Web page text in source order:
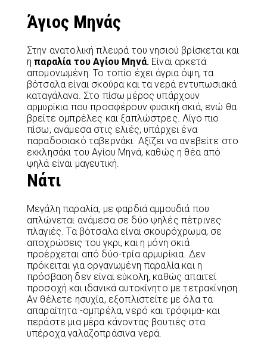
Άγιος Μηνάς
Στην ανατολική πλευρά του νησιού βρίσκεται και
η παραλία του Αγίου Μηνά. Είναι αρκετά
απομονωμένη. Το τοπίο έχει άγρια όψη, τα
βότσαλα είναι σκούρα και τα νερά εντυπωσιακά
καταγάλανα. Στο πίσω μέρος υπάρχουν
αρμυρίκια που προσφέρουν φυσική σκιά, ενώ θα
βρείτε ομπρέλες και ξαπλώστρες. Λίγο πιο
πίσω, ανάμεσα στις ελιές, υπάρχει ένα
παραδοσιακό ταβερνάκι. Αξίζει να ανεβείτε στο
εκκλησάκι του Αγίου Μηνά, καθώς η θέα από
ψηλά είναι μαγευτική.
Νάτι
Μεγάλη παραλία, με φαρδιά αμμουδιά που
απλώνεται ανάμεσα σε δύο ψηλές πέτρινες
πλαγιές. Τα βότσαλα είναι σκουρόχρωμα, σε
αποχρώσεις του γκρι, και η μόνη σκιά
προέρχεται από δύο-τρία αρμυρίκια. Δεν
πρόκειται για οργανωμένη παραλία και η
πρόσβαση δεν είναι εύκολη, καθώς απαιτεί
προσοχή και ιδανικά αυτοκίνητο με τετρακίνηση.
Αν θέλετε ησυχία, εξοπλιστείτε με όλα τα
απαραίτητα -ομπρέλα, νερό και τρόφιμα- και
περάστε μια μέρα κάνοντας βουτιές στα
υπέροχα γαλαζοπράσινα νερά.